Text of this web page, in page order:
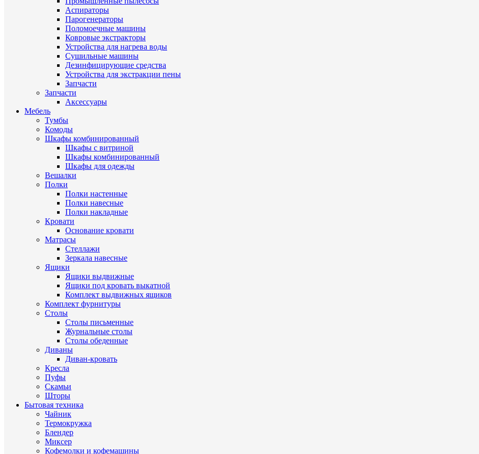
Аспираторы
Парогенераторы
Поломоечные машины
Ковровые экстракторы
Устройства для нагрева воды
Сушильные машины
Дезинфицирующие средства
Устройства для экстракции пены
Запчасти
Запчасти
Аксессуары
Мебель
Тумбы
Комоды
Шкафы комбинированный
Шкафы с витриной
Шкафы комбинированный
Шкафы для одежды
Вешалки
Полки
Полки настенные
Полки навесные
Полки накладные
Кровати
Основание кровати
Матрасы
Стеллажи
Зеркала навесные
Ящики
Ящики выдвижные
Ящики под кровать выкатной
Комплект выдвижных ящиков
Комплект фурнитуры
Столы
Столы письменные
Журнальные cтолы
Столы обеденные
Диваны
Диван-кровать
Кресла
Пуфы
Скамьи
Шторы
Бытовая техника
Чайник
Термокружка
Блендер
Миксер
Кофемолки и кофемашины